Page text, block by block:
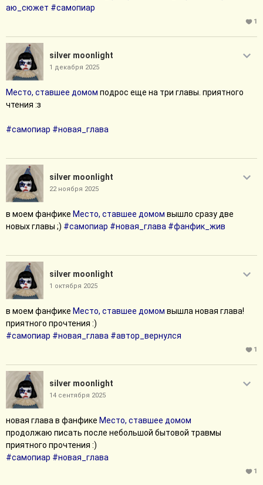
аю_сюжет #самопиар
1
silver moonlight
1 декабря 2025
Место, ставшее домом подрос еще на три главы. приятного
чтения :з
#самопиар #новая_глава
silver moonlight
22 ноября 2025
в моем фанфике Место, ставшее домом вышло сразу две
новых главы ;) #самопиар #новая_глава #фанфик_жив
silver moonlight
1 октября 2025
в моем фанфике Место, ставшее домом вышла новая глава!
приятного прочтения :)
#самопиар #новая_глава #автор_вернулся
1
silver moonlight
14 сентября 2025
новая глава в фанфике Место, ставшее домом
продолжаю писать после небольшой бытовой травмы
приятного прочтения :)
#самопиар #новая_глава
1